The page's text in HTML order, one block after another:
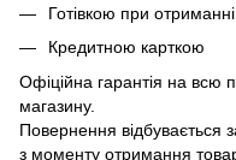
Готівкою при отриманні
Кредитною карткою
Офіційна гарантія на всю
магазину.
Повернення відбувається
з моменту отримання